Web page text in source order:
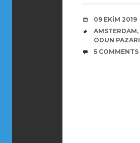
DATE
09 EKIM 2019
TAGS
AMSTERDAM,
ODUN PAZARI
COMMENTS
5 COMMENTS